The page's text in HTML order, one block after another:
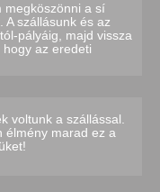
megköszönni a sí
A szállásunk és az
pályáig, majd vissza
az eredeti
voltunk a szállással.
élmény marad ez a